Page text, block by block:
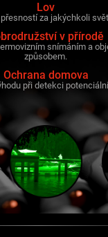
Lov
za jakýchkoli
v přírodě
snímáním a
způsobem.
Ochrana domova
při detekci